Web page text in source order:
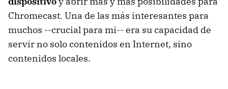
Chromecast. Una de las más interesantes para
muchos --crucial para mi-- era su capacidad de
servir no solo contenidos en Internet, sino
contenidos locales.